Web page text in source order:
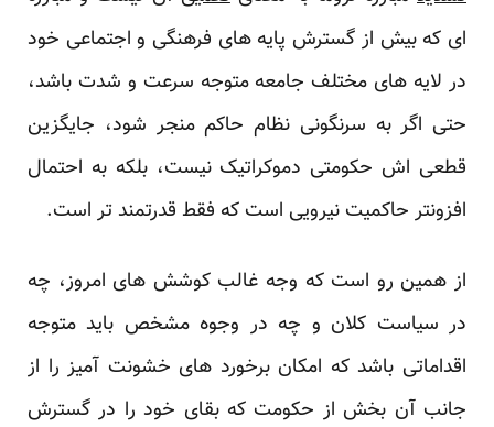
ای که بیش از گسترش پایه های فرهنگی و اجتماعی خود
در لایه های مختلف جامعه متوجه سرعت و شدت باشد،
حتی اگر به سرنگونی نظام حاکم منجر شود، جایگزین
قطعی اش حکومتی دموکراتیک نیست، بلکه به احتمال
افزونتر حاکمیت نیرویی است که فقط قدرتمند تر است.
از همین رو است که وجه غالب کوشش های امروز، چه
در سیاست کلان و چه در وجوه مشخص باید متوجه
اقداماتی باشد که امکان برخورد های خشونت آمیز را از
جانب آن بخش از حکومت که بقای خود را در گسترش